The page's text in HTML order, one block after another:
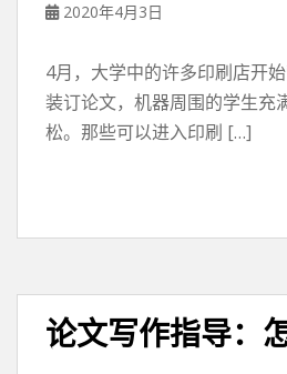
2020年4月3日
4月，大学中的许多印刷店开
装订论文，机器周围的学生充
松。那些可以进入印刷 […]
论文写作指导：